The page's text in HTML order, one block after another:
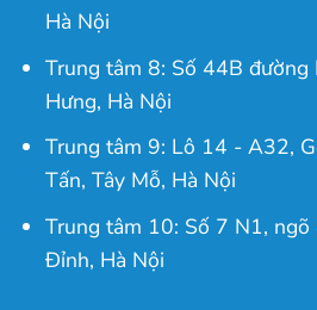
Hà Nội
Trung tâm 8: Số 44B đường
Hưng, Hà Nội
Trung tâm 9: Lô 14 - A32,
Tấn, Tây Mỗ, Hà Nội
Trung tâm 10: Số 7 N1, ngõ
Đỉnh, Hà Nội